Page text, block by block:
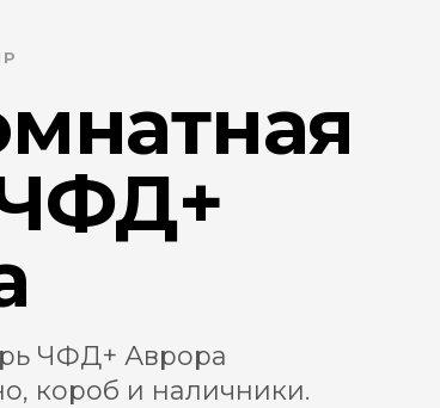
ЧФД+ Аврора
короб и наличники.